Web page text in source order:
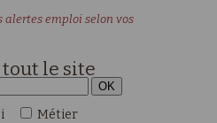
alertes emploi selon vos
le site
Métier